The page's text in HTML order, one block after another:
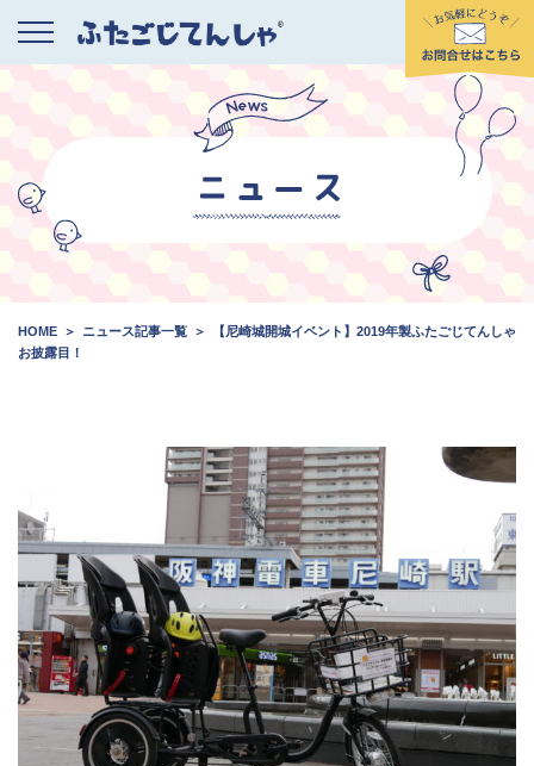
HOME ニュース記事一覧
【尼崎城開城イベント】2019年製ふたごじてんしゃ
お披露目！